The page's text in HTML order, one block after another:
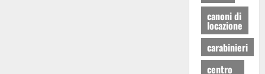
canoni di
locazione
carabinieri
centro